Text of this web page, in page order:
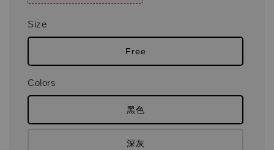
Size
Free
Colors
黑色
深灰